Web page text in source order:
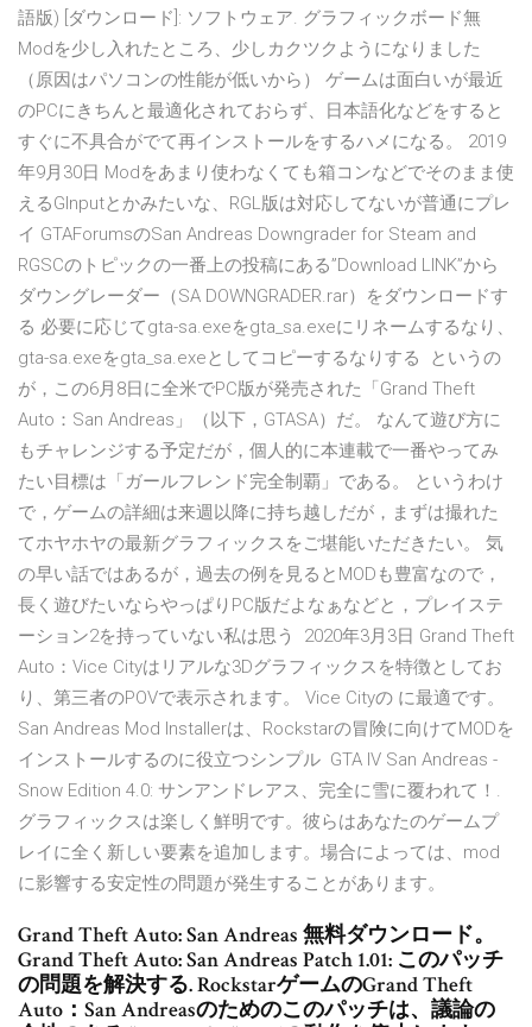
語版) [ダウンロード]: ソフトウェア. グラフィックボード無
Modを少し入れたところ、少しカクツクようになりました
（原因はパソコンの性能が低いから） ゲームは面白いが最近
のPCにきちんと最適化されておらず、日本語化などをすると
すぐに不具合がでて再インストールをするハメになる。 2019
年9月30日 Modをあまり使わなくても箱コンなどでそのまま使
えるGInputとかみたいな、RGL版は対応してないが普通にプレ
イ GTAForumsのSan Andreas Downgrader for Steam and
RGSCのトピックの一番上の投稿にある”Download LINK”から
ダウングレーダー（SA DOWNGRADER.rar）をダウンロードす
る 必要に応じてgta-sa.exeをgta_sa.exeにリネームするなり、
gta-sa.exeをgta_sa.exeとしてコピーするなりする というの
が，この6月8日に全米でPC版が発売された「Grand Theft
Auto：San Andreas」（以下，GTASA）だ。 なんて遊び方に
もチャレンジする予定だが，個人的に本連載で一番やってみ
たい目標は「ガールフレンド完全制覇」である。 というわけ
で，ゲームの詳細は来週以降に持ち越しだが，まずは撮れた
てホヤホヤの最新グラフィックスをご堪能いただきたい。 気
の早い話ではあるが，過去の例を見るとMODも豊富なので，
長く遊びたいならやっぱりPC版だよなぁなどと，プレイステ
ーション2を持っていない私は思う 2020年3月3日 Grand Theft
Auto：Vice Cityはリアルな3Dグラフィックスを特徴としてお
り、第三者のPOVで表示されます。 Vice Cityの に最適です。
San Andreas Mod Installerは、Rockstarの冒険に向けてMODを
インストールするのに役立つシンプル GTA IV San Andreas -
Snow Edition 4.0: サンアンドレアス、完全に雪に覆われて！.
グラフィックスは楽しく鮮明です。彼らはあなたのゲームプ
レイに全く新しい要素を追加します。場合によっては、mod
に影響する安定性の問題が発生することがあります。
Grand Theft Auto: San Andreas 無料ダウンロード。
Grand Theft Auto: San Andreas Patch 1.01: このパッチ
の問題を解決する. RockstarゲームのGrand Theft
Auto：San Andreasのためのこのパッチは、議論の